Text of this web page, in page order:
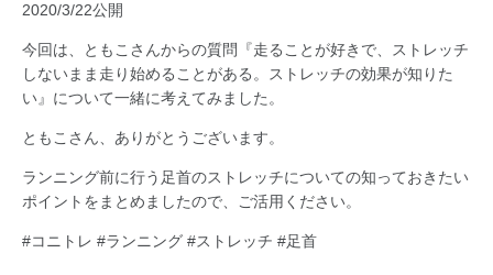
ヤ
2020/3/22公開
今回は、ともこさんからの質問『走ることが好きで、ストレッチ
しないまま走り始めることがある。ストレッチの効果が知りた
い』について一緒に考えてみました。
ともこさん、ありがとうございます。
ランニング前に行う足首のストレッチについての知っておきたい
ポイントをまとめましたので、ご活用ください。
#コニトレ #ランニング #ストレッチ #足首